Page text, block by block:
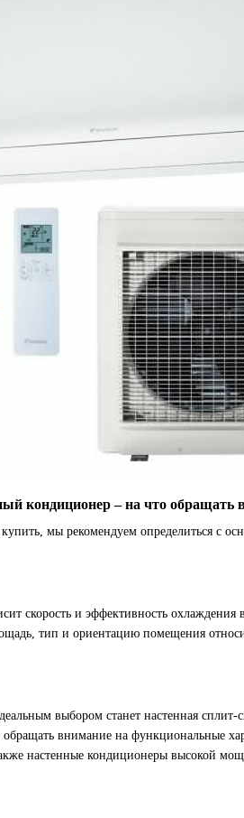
кондиционер – на что обращать
мы рекомендуем определиться с
скорость и эффективность
тип и ориентацию помещения
выбором станет настенная сплит-
обращать внимание на функциональные
настенные кондиционеры высокой